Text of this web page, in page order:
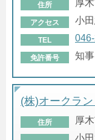
住所 厚
アクセス 小
TEL
免許番号 知
(株)オークラン
住所 厚
小